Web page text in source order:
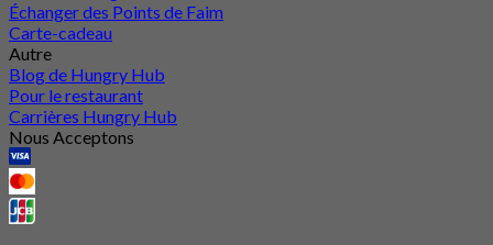
Échanger des Points de Faim
Carte-cadeau
Autre
Blog de Hungry Hub
Pour le restaurant
Carrières Hungry Hub
Nous Acceptons